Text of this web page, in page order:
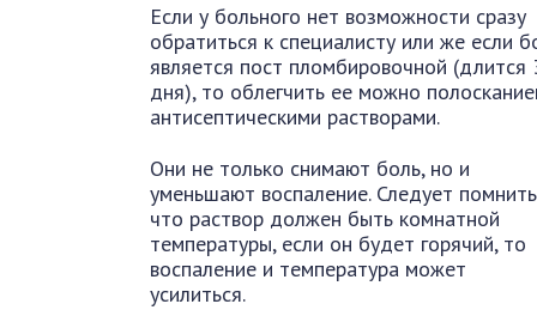
Если у больного нет возможности сразу
обратиться к специалисту или же если
является пост пломбировочной (длится
дня), то облегчить ее можно
антисептическими растворами.
Они не только снимают боль, но и
уменьшают воспаление. Следует
что раствор должен быть комнатной
температуры, если он будет горячий, то
воспаление и температура может
усилиться.